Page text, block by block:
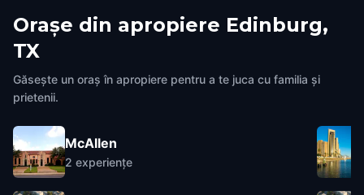
Orașe din apropiere Edinburg,
TX
Găsește un oraș în apropiere pentru a te juca cu familia și
prietenii.
McAllen
2 experiențe